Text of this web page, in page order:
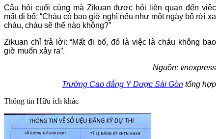
Câu hỏi cuối cùng mà Zikuan được hỏi liên quan đến việc
mất đi bố: “Cháu có bao giờ nghĩ nếu như một ngày bố rời xa
cháu, cháu sẽ thế nào không?”
Zikuan chỉ trả lời: “Mất đi bố, đó là việc là cháu không bao
giờ muốn xảy ra”.
Nguồn: vnexpress
Trường Cao đẳng Y Dược Sài Gòn tổng hợp
Thông tin Hữu ích khác